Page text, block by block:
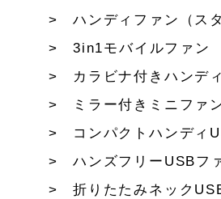
ハンディファン（ス
3in1モバイルファン
カラビナ付きハンデ
ミラー付きミニファ
コンパクトハンディ
ハンズフリーUSBフ
折りたたみネック